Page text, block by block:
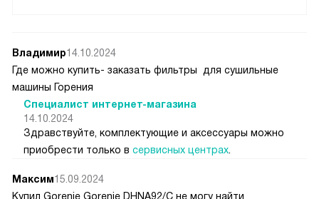
Владимир14.10.2024
Где можно купить- заказать фильтры для сушильные
машины Горения
Специалист интернет-магазина
14.10.2024
Здравствуйте, комплектующие и аксессуары можно
приобрести только в сервисных центрах.
Максим15.09.2024
Купил Gorenje Gorenje DHNA92/C не могу найти